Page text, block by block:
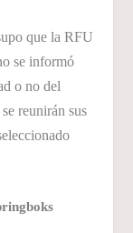
que la RFU
se informó
o no del
reunirán sus